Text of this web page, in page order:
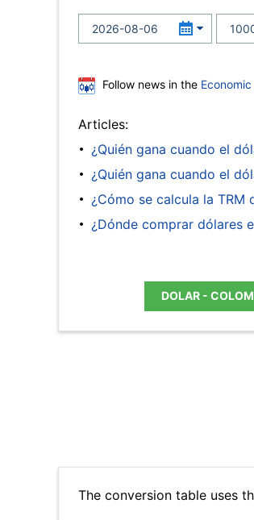
Follow news in the
Articles:
¿Quién gana cuando el
¿Quién gana cuando el
¿Cómo se calcula la TRM
¿Dónde comprar dólares
DOLAR -
The conversion table uses